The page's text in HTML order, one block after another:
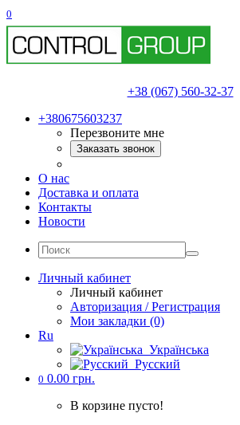
0
+38 (067) 560-32-37
+380675603237
Перезвоните мне
Заказать звонок
О нас
Доставка и оплата
Контакты
Новости
Личный кабинет
Личный кабинет
Авторизация / Регистрация
Мои закладки (0)
Ru
Українська
Русский
0 0.00 грн.
В корзине пусто!